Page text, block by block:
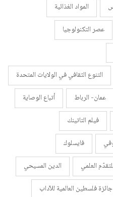
المواد الغذائية
عصر التكنولوجيا
التنوع الثقافي في الولايات المتحدة
عمان- الرباط
أتباع الوصاية
فيلم التاتينك
فايسلوك
العلمي
الدين المسيحي
جائزة فلسطين العالمية للآداب